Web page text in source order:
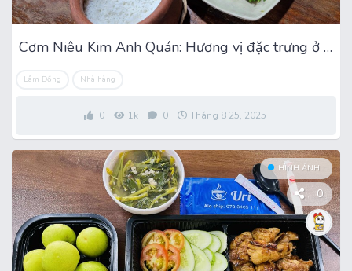
Cơm Niêu Kim Anh Quán: Hương vị đặc trưng ở Phan Thiết
Lâm Đồng Nhà hàng
0 1k 0 Tháng 8 25, 2025
HÌNH ẢNH
0